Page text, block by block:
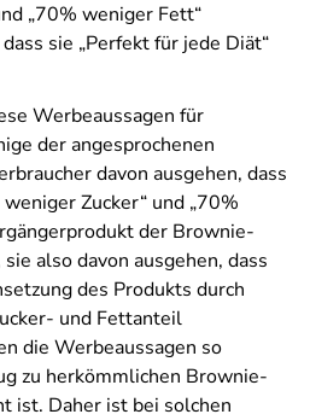
„70% weniger Fett“
sie „Perfekt für jede Diät“
Werbeaussagen für
der angesprochenen
davon ausgehen, dass
Zucker“ und „70%
der Brownie-
also davon ausgehen, dass
des Produkts durch
und Fettanteil
die Werbeaussagen so
zu herkömmlichen Brownie-
ist. Daher ist bei solchen